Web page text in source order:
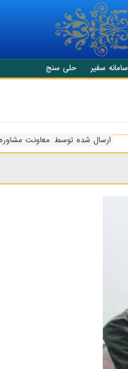
سامانه سفیر حلی سنج
ارسال شده توسط معاونت مشاوره